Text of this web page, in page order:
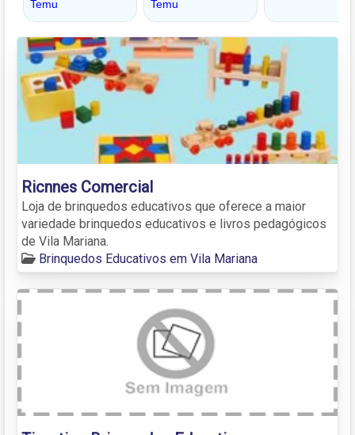
Ricnnes Comercial
Loja de brinquedos educativos que oferece a maior
variedade brinquedos educativos e livros pedagógicos
de Vila Mariana.
Brinquedos Educativos em Vila Mariana